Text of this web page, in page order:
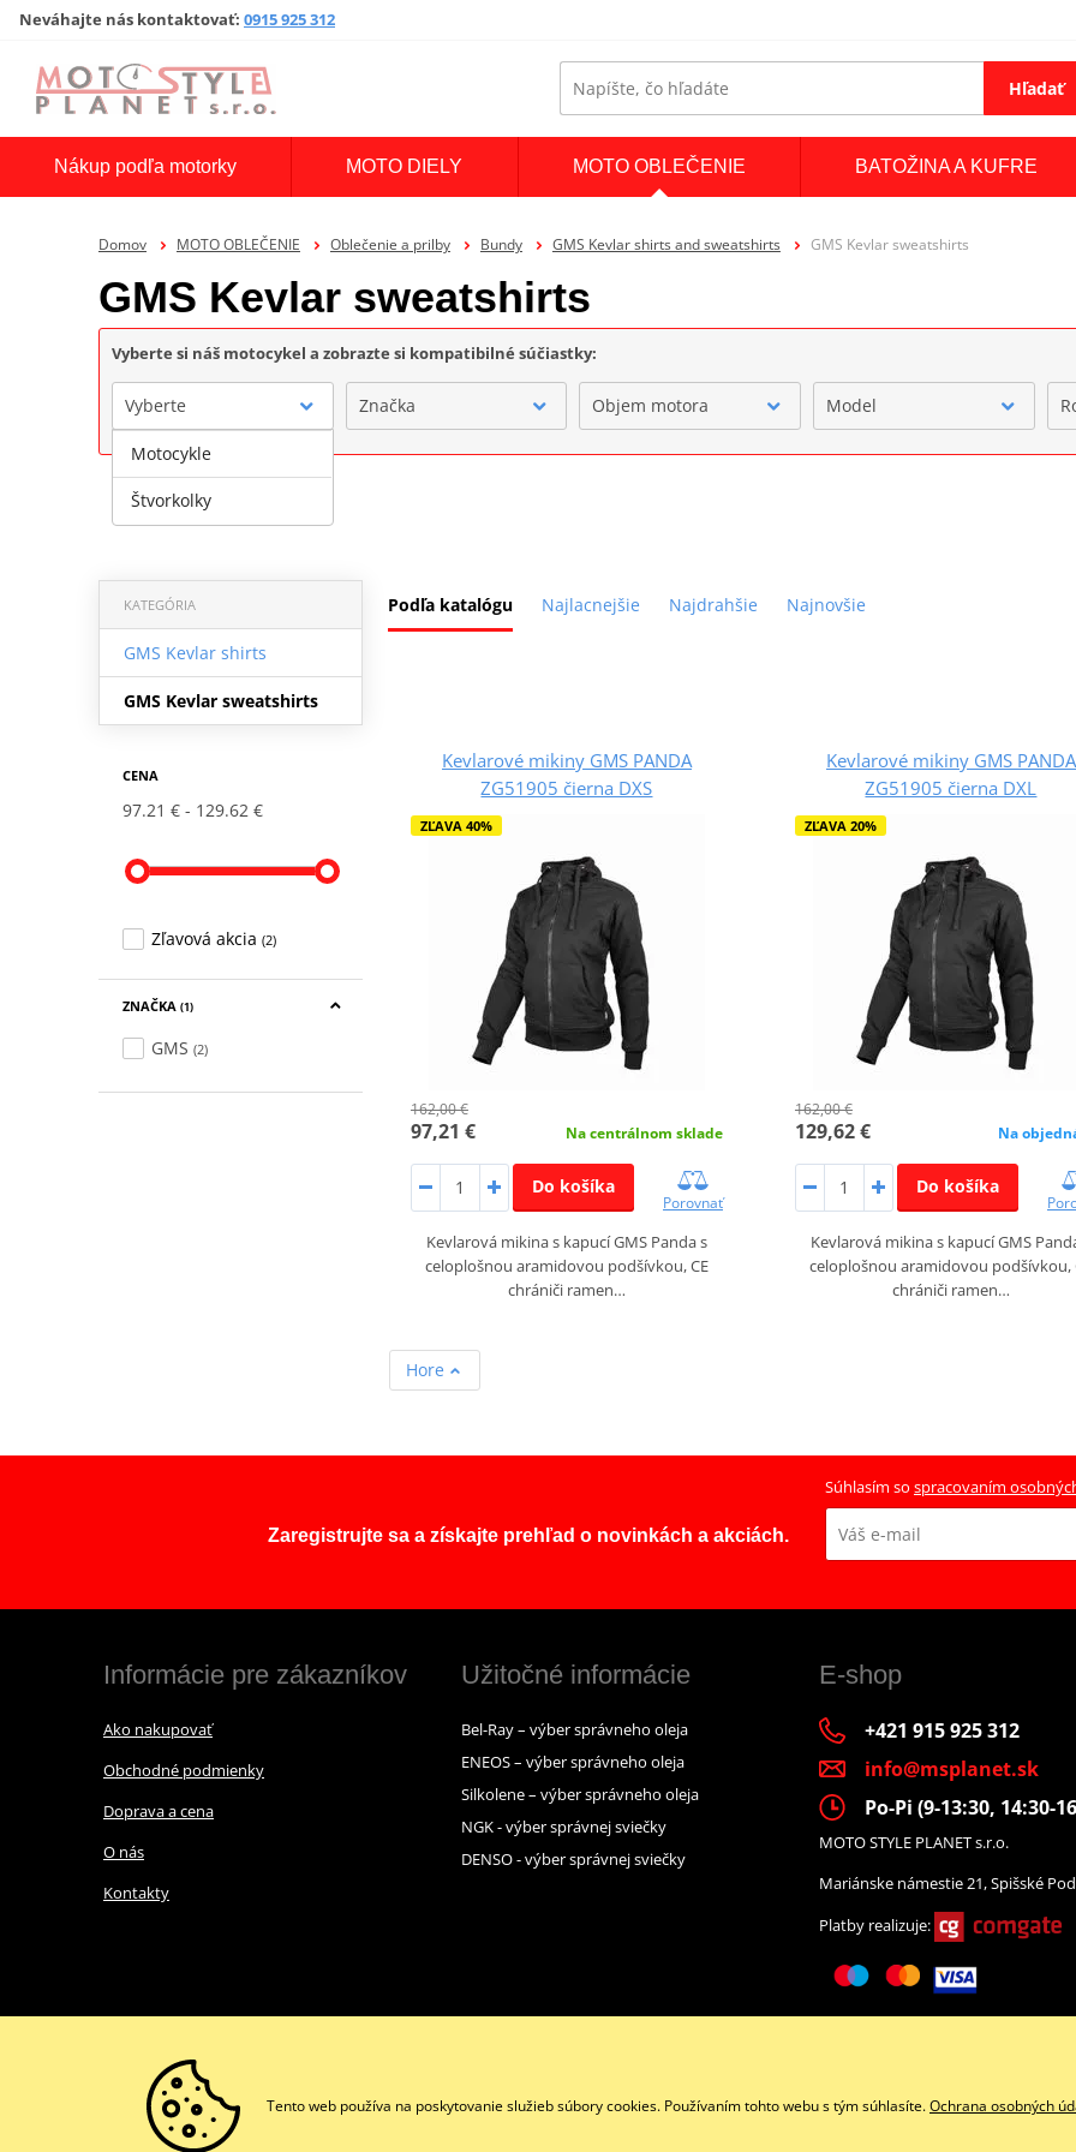
Neváhajte nás kontaktovať: 0915 925 312
Hľadať
Nákup podľa motorky MOTO DIELY MOTO OBLEČENIE BATOŽINA A KUFRE
Domov MOTO OBLEČENIE Oblečenie a prilby Bundy GMS Kevlar shirts and sweatshirts GMS Kevlar sweatshirts
GMS Kevlar sweatshirts
Vyberte si náš motocykel a zobrazte si kompatibilné súčiastky:
Vyberte Značka Objem motora Model
Podľa katalógu Najlacnejšie Najdrahšie Najnovšie
KATEGÓRIA
GMS Kevlar shirts
GMS Kevlar sweatshirts
CENA
97.21 € 129.62 €
Zľavová akcia (2)
ZNAČKA (1)
GMS (2)
Kevlarové mikiny GMS PANDA
ZG51905 čierna DXS
ZĽAVA 40%
162,00 €
97,21 € Na centrálnom sklade
Do košíka
Porovnať
Kevlarová mikina s kapucí GMS Panda s
celoplošnou aramidovou podšívkou, CE
chrániči ramen…
Kevlarové mikiny GMS PANDA
ZG51905 čierna DXL
ZĽAVA 20%
162,00 €
129,62 € Na
Do košíka
Kevlarová mikina s kapucí GMS
celoplošnou aramidovou podšívkou,
chrániči ramen…
Hore
Zaregistrujte sa a získajte prehľad o novinkách a akciách.
Súhlasím so spracovaním
Informácie pre zákazníkov
Ako nakupovať
Obchodné podmienky
Doprava a cena
O nás
Kontakty
Užitočné informácie
Bel-Ray – výber správneho oleja
ENEOS – výber správneho oleja
Silkolene – výber správneho oleja
NGK - výber správnej sviečky
DENSO - výber správnej sviečky
E-shop
+421 915 925 312
info@msplanet.sk
Po-Pi (9-13:30, 14:30-
MOTO STYLE PLANET s.r.o.
Mariánske námestie 21, Spišské
Platby realizuje:
Tento web používa na poskytovanie služieb súbory cookies. Používaním tohto webu s tým súhlasíte.Ochrana osobných
Motocykle
Štvorkolky